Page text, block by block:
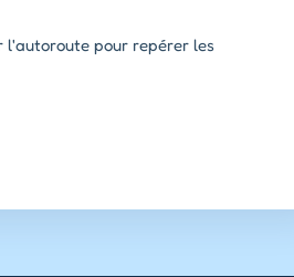
l'autoroute pour repérer les